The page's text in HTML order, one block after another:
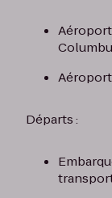
Aéroport
Départs :